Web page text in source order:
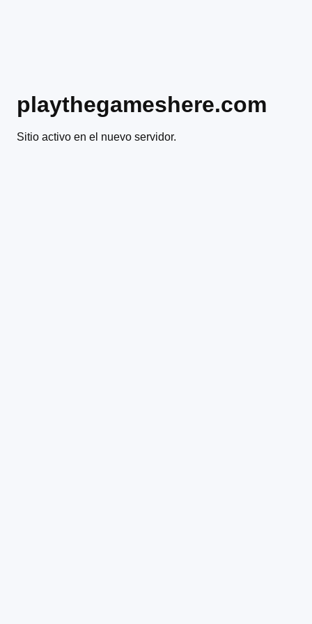
playthegameshere.com
Sitio activo en el nuevo servidor.